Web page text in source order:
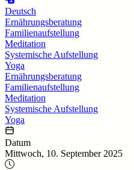
Deutsch
Ernährungsberatung
Familienaufstellung
Meditation
Systemische Aufstellung
Yoga
Ernährungsberatung
Familienaufstellung
Meditation
Systemische Aufstellung
Yoga
Datum
Mittwoch, 10. September 2025